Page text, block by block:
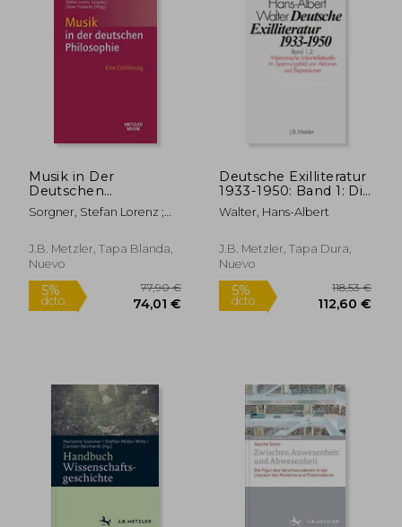
Musik in Der
Deutschen
Philosophie: Eine
Einführung (en
Sorgner, Stefan Lorenz ;
J.B. Metzler, Tapa Blanda,
Nuevo
5%
dcto. 74,01 €
Deutsche Exilliteratur
1933-1950: Band 1: Die
Vorgeschichte Des
Exils Und Seine Erste
Weimarische
Linksintellektuelle Im
Alemán)
Walter, Hans-Albert
J.B. Metzler, Tapa Dura,
Nuevo
5%
dcto.